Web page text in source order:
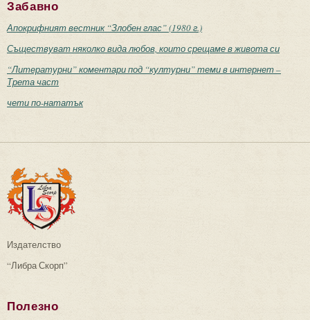
Забавно
Апокрифният вестник “Злобен глас” (1980 г.)
Съществуват няколко вида любов, които срещаме в живота си
“Литературни” коментари под “културни” теми в интернет –
Трета част
чети по-нататък
Издателство
“Либра Скорп”
Полезно